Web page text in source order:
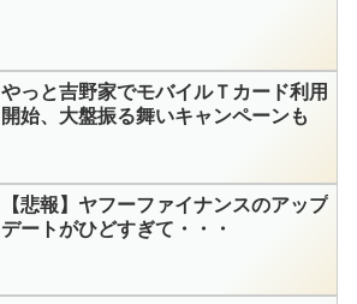
やっと吉野家でモバイルＴカード利用
開始、大盤振る舞いキャンペーンも
【悲報】ヤフーファイナンスのアップ
デートがひどすぎて・・・